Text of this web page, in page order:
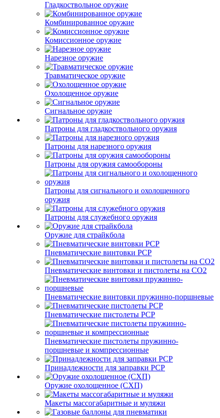
Гладкоствольное оружие
Комбинированное оружие
Комиссионное оружие
Нарезное оружие
Травматическое оружие
Охолощенное оружие
Сигнальное оружие
Патроны для гладкоствольного оружия
Патроны для нарезного оружия
Патроны для оружия самообороны
Патроны для сигнального и охолощенного
оружия
Патроны для служебного оружия
Оружие для страйкбола
Пневматические винтовки PCP
Пневматические винтовки и пистолеты на CO2
Пневматические винтовки пружинно-поршневые
Пневматические пистолеты PCP
Пневматические пистолеты пружинно-
поршневые и компрессионные
Принадлежности для заправки PCP
Оружие охолощенное (СХП)
Макеты массогабаритные и муляжи